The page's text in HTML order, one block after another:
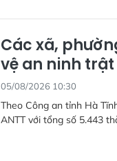
Các xã,
vệ an ninh
05/08/2026 10:30
Theo Công an tỉnh Hà
ANTT với tổng số 5.443